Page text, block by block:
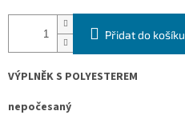
Přidat do košíku
VÝPLNĚK S POLYESTEREM
nepočesaný